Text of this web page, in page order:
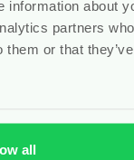
information about
partners
or that
all
–
Cheeky